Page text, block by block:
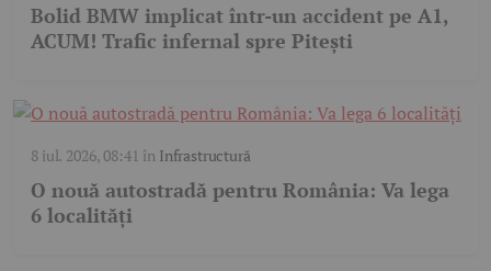
Bolid BMW implicat într-un accident pe A1,
ACUM! Trafic infernal spre Pitești
8 iul. 2026, 08:41 în Infrastructură
O nouă autostradă pentru România: Va lega
6 localități